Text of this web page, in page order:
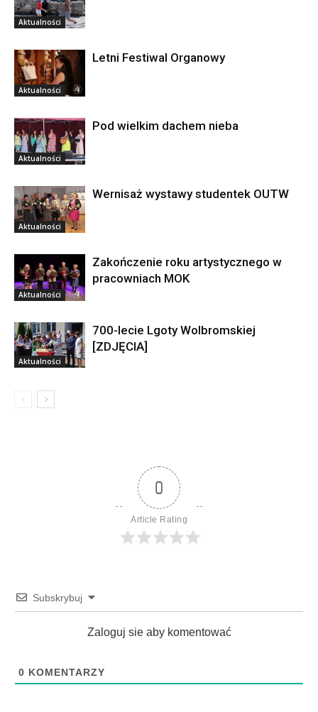
Aktualności
Aktualności
Letni Festiwal Organowy
Aktualności
Pod wielkim dachem nieba
Aktualności
Wernisaż wystawy studentek OUTW
Aktualności
Zakończenie roku artystycznego w
pracowniach MOK
Aktualności
700-lecie Lgoty Wolbromskiej
[ZDJĘCIA]
0
Article Rating
Subskrybuj
Zaloguj sie aby komentować
0 KOMENTARZY